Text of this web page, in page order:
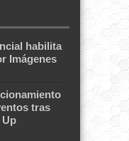
habilita
Imágenes
tras